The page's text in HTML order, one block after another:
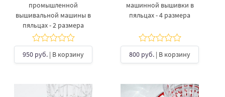
промышленной
вышивальной машины в
пяльцах - 2 размера
950 руб. | В корзину
машинной вышивки в
пяльцах - 4 размера
800 руб. | В корзину